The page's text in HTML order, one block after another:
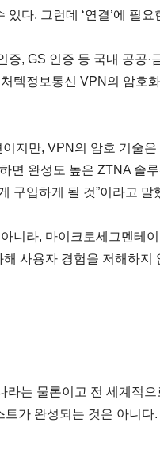
있다. 그런데 ‘연결’에 필
, GS 인증 등 국내 공공
텍정보통신 VPN의 암호
지만, VPN의 암호 기술
완성도 높은 ZTNA 솔
구입하게 될 것”이라고 말
니라, 마이크로세그멘테
사용자 경험을 저해하
는 물론이고 전 세계적
가 완성되는 것은 아니